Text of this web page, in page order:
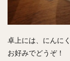
卓上には、にんに
お好みでどうぞ！